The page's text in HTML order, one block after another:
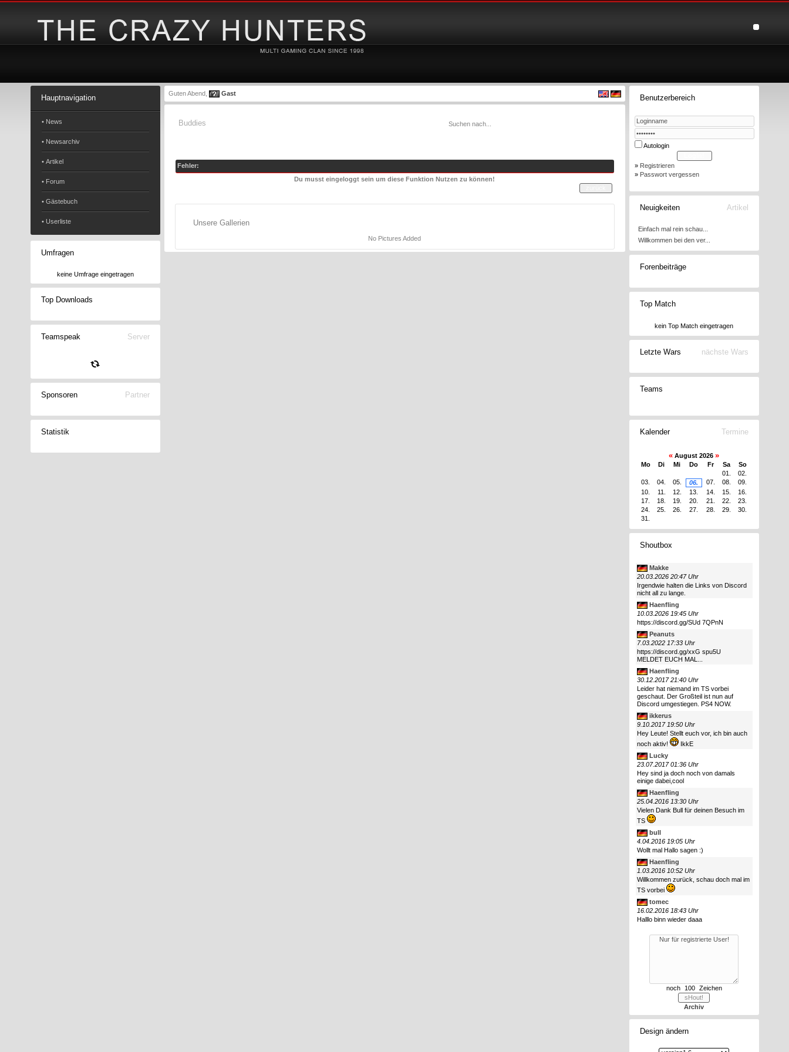
Hauptnavigation
• News
• Newsarchiv
• Artikel
• Forum
• Gästebuch
• Userliste
Umfragen
keine Umfrage eingetragen
Top Downloads
Teamspeak Server
Sponsoren Partner
Statistik
Guten Abend, Gast
Buddies
Fehler:
Du musst eingeloggt sein um diese Funktion Nutzen zu können!
Unsere Gallerien
No Pictures Added
Benutzerbereich
Autologin
» Registrieren
» Passwort vergessen
Neuigkeiten Artikel
Einfach mal rein schau...
Willkommen bei den ver...
Forenbeiträge
Top Match
kein Top Match eingetragen
Letzte Wars nächste Wars
Teams
Kalender Termine
« August 2026 »
Mo Di Mi Do Fr Sa
So
01.
02.
03.
04. 05. 06. 07. 08.
09.
10.
11. 12. 13. 14. 15.
16.
17.
18. 19. 20. 21. 22.
23.
24.
25. 26. 27. 28. 29.
30.
31.
Shoutbox
Makke
20.03.2026 20:47 Uhr
Irgendwie halten die Links von Discord
nicht all zu lange.
Haenfling
10.03.2026 19:45 Uhr
https://discord.gg/SUd 7QPnN
Peanuts
7.03.2022 17:33 Uhr
https://discord.gg/xxG spu5U
MELDET EUCH MAL...
Haenfling
30.12.2017 21:40 Uhr
Leider hat niemand im TS vorbei
geschaut. Der Großteil ist nun auf
Discord umgestiegen. PS4 NOW.
ikkerus
9.10.2017 19:50 Uhr
Hey Leute! Stellt euch vor, ich bin auch
noch aktiv!
IkkE
Lucky
23.07.2017 01:36 Uhr
Hey sind ja doch noch von damals
einige dabei,cool
Haenfling
25.04.2016 13:30 Uhr
Vielen Dank Bull für deinen Besuch im
TS
bull
4.04.2016 19:05 Uhr
Wollt mal Hallo sagen :)
Haenfling
1.03.2016 10:52 Uhr
Willkommen zurück, schau doch mal im
TS vorbei
tomec
16.02.2016 18:43 Uhr
Halllo binn wieder daaa
noch Zeichen
Archiv
Design ändern